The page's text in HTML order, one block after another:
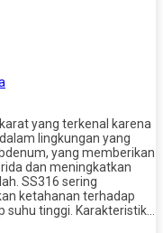
yang terkenal karena
lingkungan yang
yang memberikan
dan meningkatkan
SS316 sering
ketahanan terhadap
tinggi. Karakteristik…